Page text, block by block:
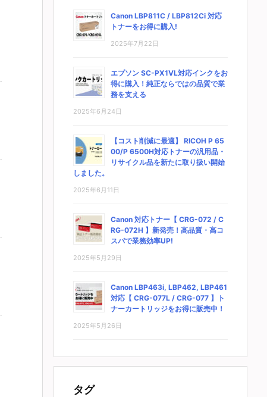
Canon LBP811C / LBP812Ci 対応
トナーをお得に購入!
2025年7月22日
エプソン SC-PX1VL対応インクをお
得に購入！純正ならではの品質で業
務を支える
2025年6月24日
【コスト削減に最適】 RICOH P 65
00/P 6500H対応トナーの汎用品・
リサイクル品を新たに取り扱い開始
しました。
2025年6月11日
Canon 対応トナー【 CRG-072 / C
RG-072H 】新発売！高品質・高コ
スパで業務効率UP!
2025年5月29日
Canon LBP463i, LBP462, LBP461
対応【 CRG-077L / CRG-077 】ト
ナーカートリッジをお得に販売中！
2025年5月26日
タグ